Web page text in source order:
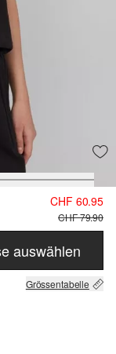
CHF 60.95
CHF 79.90
auswählen
Grössentabelle